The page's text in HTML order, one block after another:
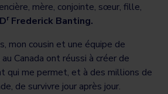
mère, conjointe, sœur, fille,
r Frederick Banting.
mon cousin et une équipe de
Canada ont réussi à créer de
qui me permet, et à des millions de
de survivre jour après jour.